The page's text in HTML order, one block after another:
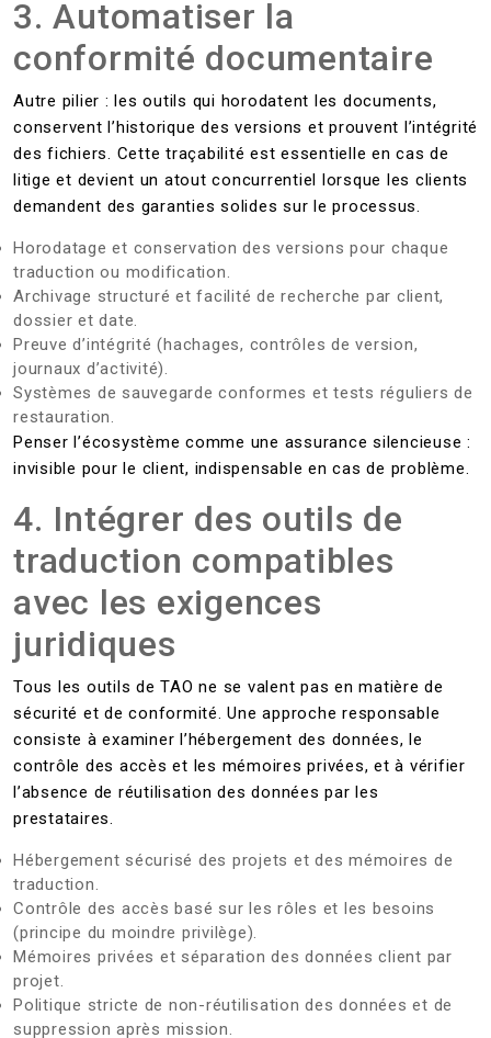
3. Automatiser la
conformité documentaire
Autre pilier : les outils qui horodatent les documents,
conservent l’historique des versions et prouvent l’intégrité
des fichiers. Cette traçabilité est essentielle en cas de
litige et devient un atout concurrentiel lorsque les clients
demandent des garanties solides sur le processus.
Horodatage et conservation des versions pour chaque
traduction ou modification.
Archivage structuré et facilité de recherche par client,
dossier et date.
Preuve d’intégrité (hachages, contrôles de version,
journaux d’activité).
Systèmes de sauvegarde conformes et tests réguliers de
restauration.
Penser l’écosystème comme une assurance silencieuse :
invisible pour le client, indispensable en cas de problème.
4. Intégrer des outils de
traduction compatibles
avec les exigences
juridiques
Tous les outils de TAO ne se valent pas en matière de
sécurité et de conformité. Une approche responsable
consiste à examiner l’hébergement des données, le
contrôle des accès et les mémoires privées, et à vérifier
l’absence de réutilisation des données par les
prestataires.
Hébergement sécurisé des projets et des mémoires de
traduction.
Contrôle des accès basé sur les rôles et les besoins
(principe du moindre privilège).
Mémoires privées et séparation des données client par
projet.
Politique stricte de non-réutilisation des données et de
suppression après mission.